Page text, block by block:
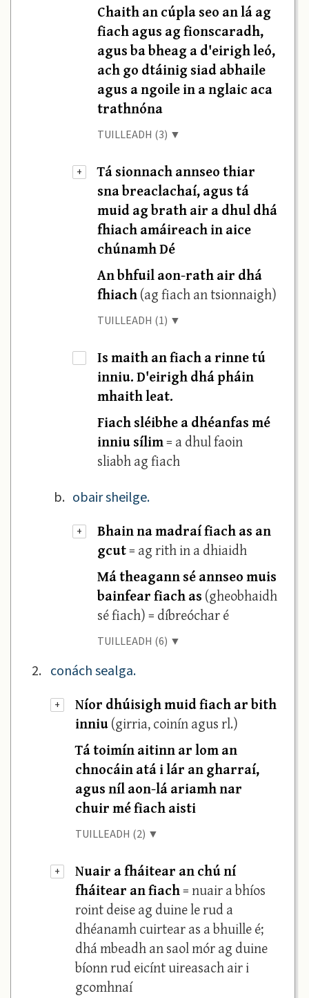
Chaith an cúpla seo an lá ag
fiach agus ag fionscaradh,
agus ba bheag a d'eirigh leó,
ach go dtáinig siad abhaile
agus a ngoile in a nglaic aca
trathnóna
TUILLEADH (3) ▼
+
Tá sionnach annseo thiar
sna breaclachaí, agus tá
muid ag brath air a dhul dhá
fhiach amáireach in aice
chúnamh Dé
An bhfuil aon-rath air dhá
fhiach(ag fiach an tsionnaigh)
TUILLEADH (1) ▼
Is maith an fiach a rinne tú
inniu. D'eirigh dhá pháin
mhaith leat.
Fiach sléibhe a dhéanfas mé
inniu sílim= a dhul faoin
sliabh ag fiach
b. obair sheilge.
+
Bhain na madraí fiach as an
gcut= ag rith in a dhiaidh
Má theagann sé annseo muis
bainfear fiach as (gheobhaidh
sé fiach) = díbreóchar é
TUILLEADH (6) ▼
2. conách sealga.
+
Níor dhúisigh muid fiach ar bith
inniu(girria, coinín agus rl.)
Tá toimín aitinn ar lom an
chnocáin atá i lár an gharraí,
agus níl aon-lá ariamh nar
chuir mé fiach aisti
TUILLEADH (2) ▼
+
Nuair a fháitear an chú ní
fháitear an fiach= nuair a bhíos
roint deise ag duine le rud a
dhéanamh cuirtear as a bhuille é;
dhá mbeadh an saol mór ag duine
bíonn rud eicínt uireasach air i
gcomhnaí